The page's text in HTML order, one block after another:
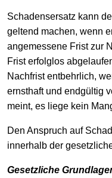
Schadensersatz kann
geltend machen, wenn
angemessene Frist zur
Frist erfolglos
Nachfrist entbehrlich,
ernsthaft und endgültig
meint, es liege kein
Den Anspruch auf
innerhalb der
Gesetzliche